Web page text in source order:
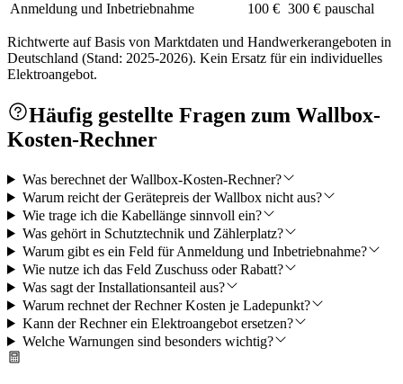
Anmeldung und Inbetriebnahme
100 € 300 € pauschal
Richtwerte auf Basis von Marktdaten und Handwerkerangeboten in
Deutschland (Stand: 2025-2026). Kein Ersatz für ein individuelles
Elektroangebot.
Häufig gestellte Fragen zum Wallbox-
Kosten-Rechner
Was berechnet der Wallbox-Kosten-Rechner?
Warum reicht der Gerätepreis der Wallbox nicht aus?
Wie trage ich die Kabellänge sinnvoll ein?
Was gehört in Schutztechnik und Zählerplatz?
Warum gibt es ein Feld für Anmeldung und Inbetriebnahme?
Wie nutze ich das Feld Zuschuss oder Rabatt?
Was sagt der Installationsanteil aus?
Warum rechnet der Rechner Kosten je Ladepunkt?
Kann der Rechner ein Elektroangebot ersetzen?
Welche Warnungen sind besonders wichtig?